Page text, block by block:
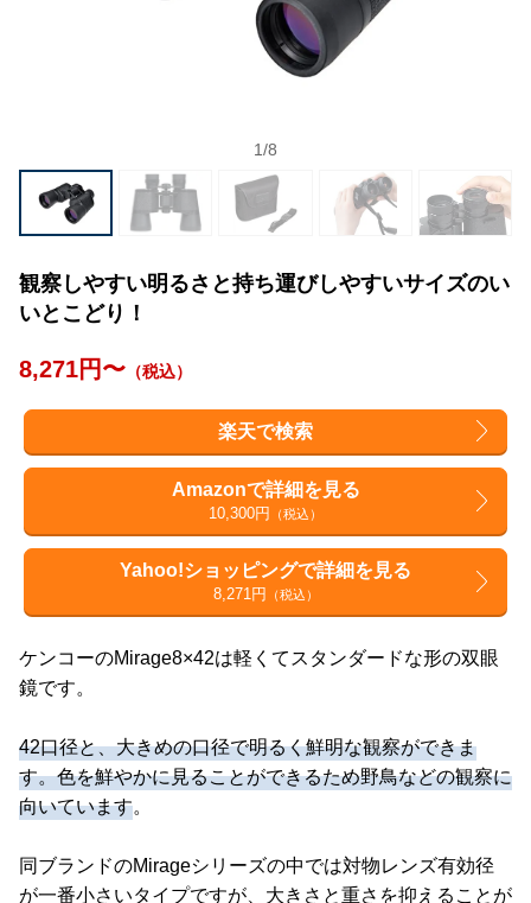
1/8
観察しやすい明るさと持ち運びしやすいサイズのい
いとこどり！
8,271円〜 （税込）
楽天で検索
Amazonで詳細を見る
10,300円 （税込）
Yahoo!ショッピングで詳細を見る
8,271円 （税込）
ケンコーのMirage8×42は軽くてスタンダードな形の双眼
鏡です。
42口径と、大きめの口径で明るく鮮明な観察ができま
す。色を鮮やかに見ることができるため野鳥などの観察に
向いています。
同ブランドのMirageシリーズの中では対物レンズ有効径
が一番小さいタイプですが、大きさと重さを抑えることが